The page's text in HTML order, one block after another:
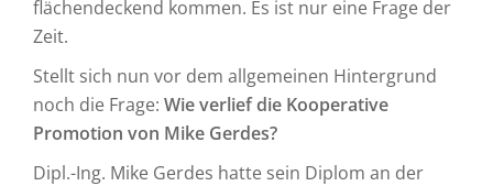
flächendeckend kommen. Es ist nur eine Frage der
Zeit.
Stellt sich nun vor dem allgemeinen Hintergrund
noch die Frage: Wie verlief die Kooperative
Promotion von Mike Gerdes?
Dipl.-Ing. Mike Gerdes hatte sein Diplom an der